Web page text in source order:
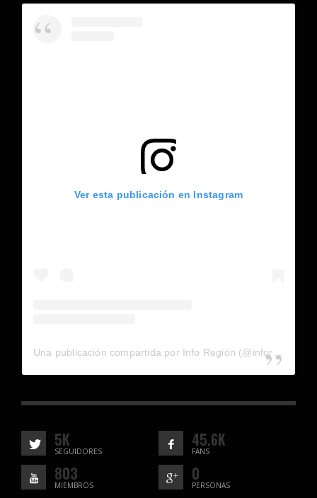
Ver esta publicación en Instagram
5K
SEGUIDORES
45.6K
FANS
803
MIEMBROS
0
PERSONAS